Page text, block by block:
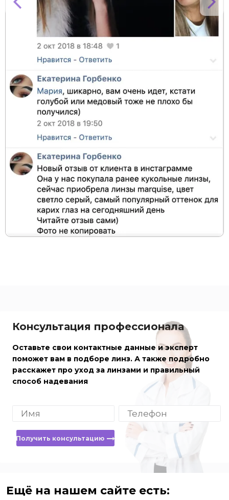
Консультация профессионала
Оставьте свои контактные данные и эксперт
поможет вам в подборе линз. А также подробно
расскажет про уход за линзами и правильный
способ надевания
Получить консультацию
Ещё на нашем сайте есть: